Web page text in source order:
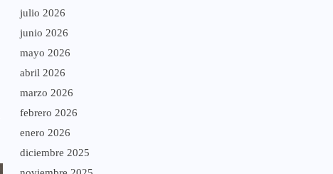
julio 2026
junio 2026
mayo 2026
abril 2026
marzo 2026
febrero 2026
enero 2026
diciembre 2025